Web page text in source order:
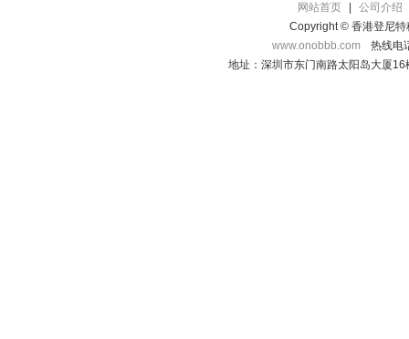
网站首页
公司介绍
Copyright © 香港登尼特
www.onobbb.com
热线电
地址：深圳市东门南路太阳岛大厦